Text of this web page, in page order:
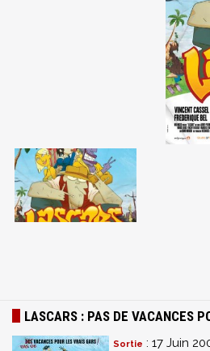
LASCARS : PAS DE VACANCES
Sortie : 17 Juin